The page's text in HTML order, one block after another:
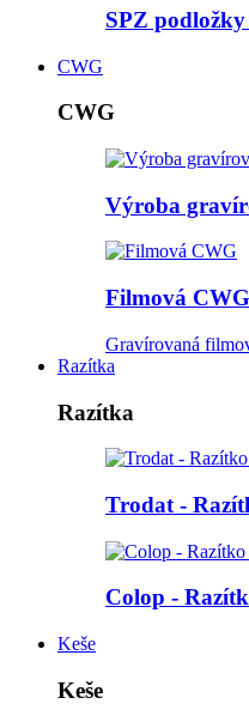
SPZ
CWG
CWG
Výroba
Filmová CWG
Gravírovaná
Razítka
Razítka
Trodat -
Colop -
Keše
Keše